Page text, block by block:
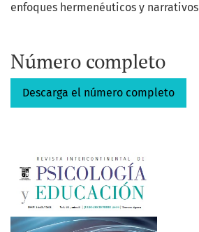
enfoques hermenéuticos y
Número completo
Descarga el número completo